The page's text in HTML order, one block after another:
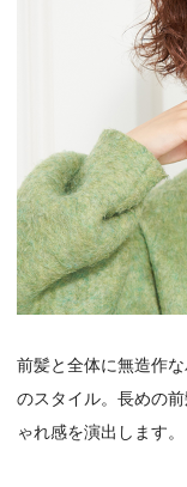
前髪と全体に無造作
のスタイル。長めの
ゃれ感を演出します。